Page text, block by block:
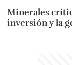
Minerales
inversión y la